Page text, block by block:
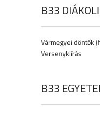
B33
Vármegyei döntők
Versenykiírás
B33